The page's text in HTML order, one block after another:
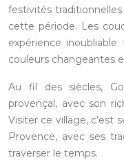
festivités
cette période. Les
expérience
couleurs changeantes
Au fil des siècles,
provençal, avec son
Visiter ce village, c’est
Provence, avec ses
traverser le temps.